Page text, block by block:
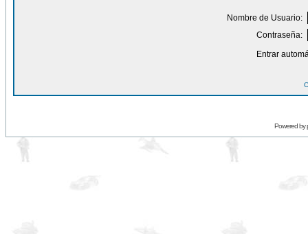
Nombre de Usuario:
Contraseña:
Entrar
Powered by